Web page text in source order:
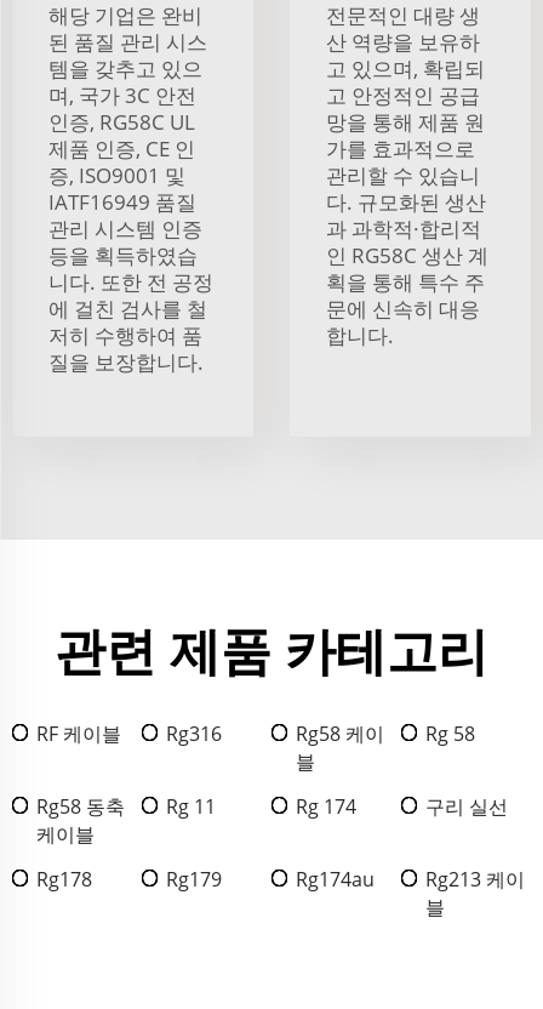
해당 기업은 완비
된 품질 관리 시스
템을 갖추고 있으
며, 국가 3C 안전
인증, RG58C UL
제품 인증, CE 인
증, ISO9001 및
IATF16949 품질
관리 시스템 인증
등을 획득하였습
니다. 또한 전 공정
에 걸친 검사를 철
저히 수행하여 품
질을 보장합니다.
전문적인 대량 생
산 역량을 보유하
고 있으며, 확립되
고 안정적인 공급
망을 통해 제품 원
가를 효과적으로
관리할 수 있습니
다. 규모화된 생산
과 과학적·합리적
인 RG58C 생산 계
획을 통해 특수 주
문에 신속히 대응
합니다.
관련 제품 카테고리
RF 케이블 Rg316
Rg58 케이
블
Rg 58
Rg58 동축
케이블
Rg 11 Rg 174 구리 실선
Rg178 Rg179 Rg174au
Rg213 케이
블